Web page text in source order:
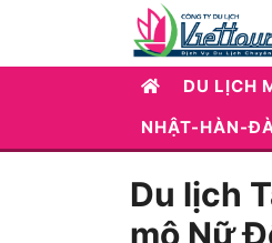
DU LỊCH
NHẬT-HÀN-
Du lịch
mộ Nữ